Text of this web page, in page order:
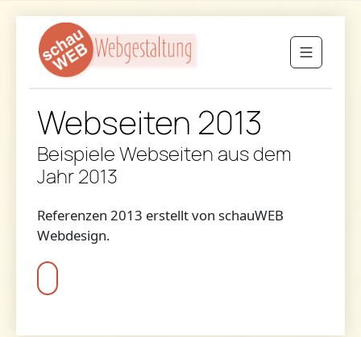
Webseiten 2013
Beispiele Webseiten aus dem
Jahr 2013
Referenzen 2013 erstellt von schauWEB
Webdesign.